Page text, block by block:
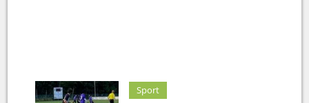
Sport